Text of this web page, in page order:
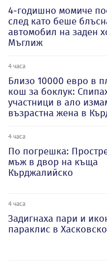
4-годишно момиче
след като беше
автомобил на заден
Мъглиж
4 часа
Близо 10000 евро в
кош за боклук:
участници в ало
възрастна жена в
4 часа
По погрешка:
мъж в двор на къща
Кърджалийско
4 часа
Задигнаха пари и
параклис в Хасковско